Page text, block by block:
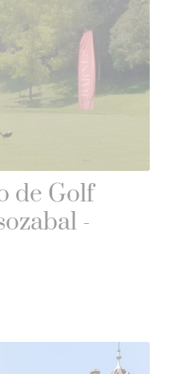
de Golf
-